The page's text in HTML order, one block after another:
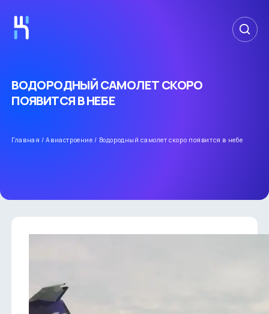
ВОДОРОДНЫЙ САМОЛЕТ СКОРО
ПОЯВИТСЯ В НЕБЕ
Главная /Авиастроение / Водородный самолет скоро появится в небе